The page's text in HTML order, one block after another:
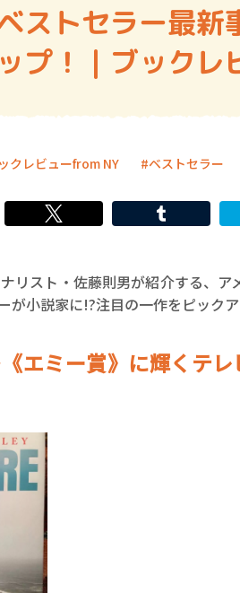
ストセラー最新
プ！｜ブックレ
クレビューfrom NY ベストセラー
リスト・佐藤則男が紹介する、
が小説家に!?注目の一作をピックア
エミー賞》に輝くテ